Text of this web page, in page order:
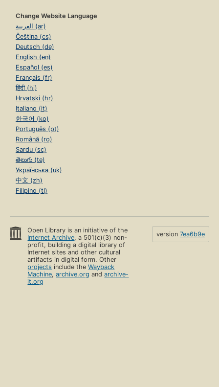
Change Website Language
العربية (ar)
Čeština (cs)
Deutsch (de)
English (en)
Español (es)
Français (fr)
हिंदी (hi)
Hrvatski (hr)
Italiano (it)
한국어 (ko)
Português (pt)
Română (ro)
Sardu (sc)
తెలుగు (te)
Українська (uk)
中文 (zh)
Filipino (tl)
Open Library is an initiative of the
Internet Archive, a 501(c)(3) non-
profit, building a digital library of
Internet sites and other cultural
artifacts in digital form. Other
projects include theWayback
Machine,archive.org andarchive-
it.org
version 7ea6b9e